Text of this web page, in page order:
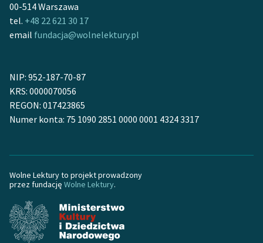
Kolekcje edukacyjne
twórców przechodzących
do domeny publicznej,
Odkurzamy bohaterów
Szkoła Poezji Wolnych
O nas
Kontakt
O projekcie
Zespół
00-514 Warszawa
tel. +48 22 621 30 17
email fundacja@wolnelektury.pl
NIP: 952-187-70-87
KRS: 0000070056
REGON: 017423865
Numer konta: 75 1090 2851 0000 0001 4324 3317
Wolne Lektury to projekt prowadzony
przez fundację Wolne Lektury.